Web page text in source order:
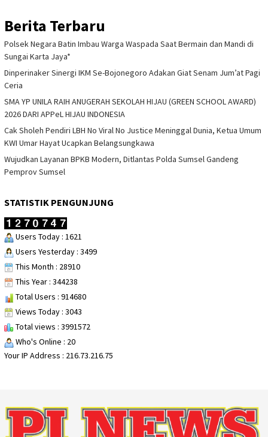
Berita Terbaru
Polsek Negara Batin Imbau Warga Waspada Saat Bermain dan Mandi di
Sungai Karta Jaya*
Dinperinaker Sinergi IKM Se-Bojonegoro Adakan Giat Senam Jum’at Pagi
Ceria
SMA YP UNILA RAIH ANUGERAH SEKOLAH HIJAU (GREEN SCHOOL AWARD)
2026 DARI APPeL HIJAU INDONESIA
Cak Sholeh Pendiri LBH No Viral No Justice Meninggal Dunia, Ketua Umum
KWI Umar Hayat Ucapkan Belangsungkawa
Wujudkan Layanan BPKB Modern, Ditlantas Polda Sumsel Gandeng
Pemprov Sumsel
STATISTIK PENGUNJUNG
Users Today : 1621
Users Yesterday : 3499
This Month : 28910
This Year : 344238
Total Users : 914680
Views Today : 3043
Total views : 3991572
Who's Online : 20
Your IP Address : 216.73.216.75